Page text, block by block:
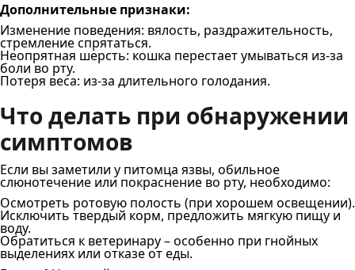
Дополнительные признаки:
Изменение поведения: вялость, раздражительность,
стремление спрятаться.
Неопрятная шерсть: кошка перестает умываться из-за
боли во рту.
Потеря веса: из-за длительного голодания.
Что делать при обнаружении
симптомов
Если вы заметили у питомца язвы, обильное
слюнотечение или покраснение во рту, необходимо:
Осмотреть ротовую полость (при хорошем освещении).
Исключить твердый корм, предложить мягкую пищу и
воду.
Обратиться к ветеринару – особенно при гнойных
выделениях или отказе от еды.